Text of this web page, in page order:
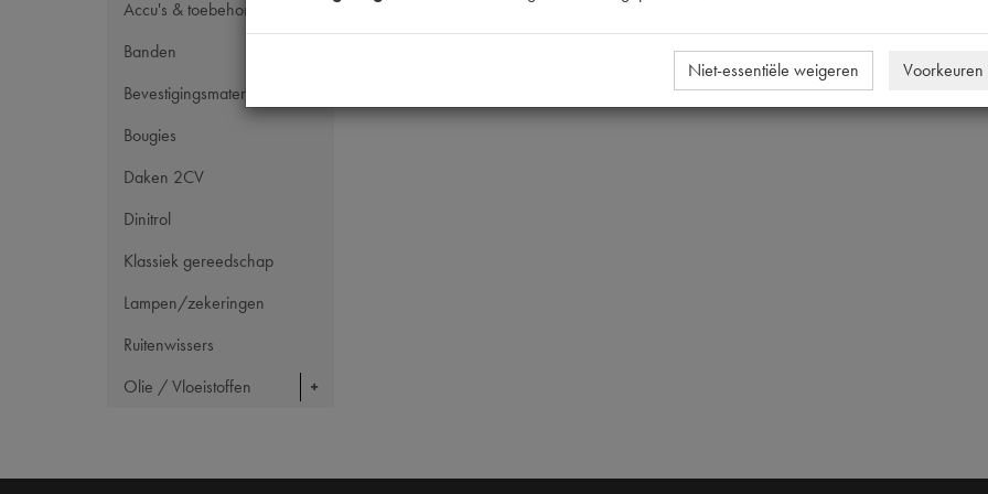
Accu's & toebehoren
Banden
Bevestigingsmateriaal
Bougies
Daken 2CV
Dinitrol
Klassiek gereedschap
Lampen/zekeringen
Ruitenwissers
Olie / Vloeistoffen
Niet-essentiële weigeren